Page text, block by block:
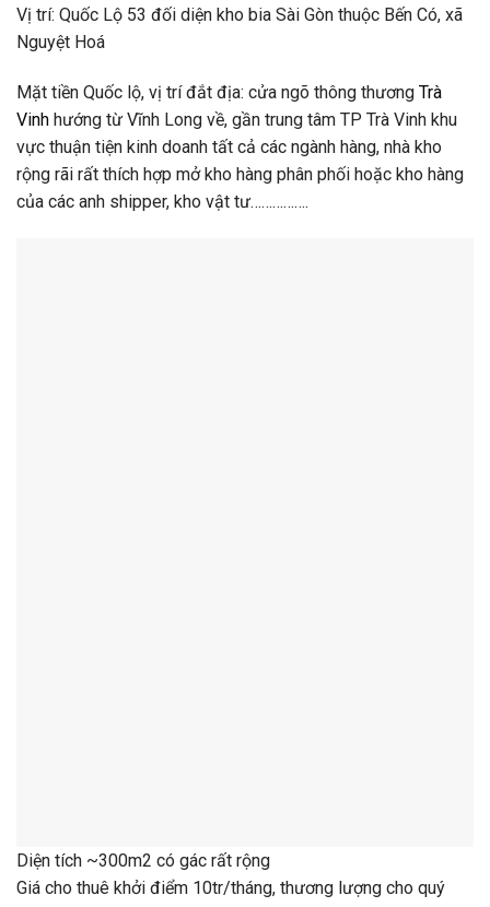
Vị trí: Quốc Lộ 53 đối diện kho bia Sài Gòn thuộc Bến Có, xã
Nguyệt Hoá
Mặt tiền Quốc lộ, vị trí đắt địa: cửa ngõ thông thương Trà
Vinh hướng từ Vĩnh Long về, gần trung tâm TP Trà Vinh khu
vực thuận tiện kinh doanh tất cả các ngành hàng, nhà kho
rộng rãi rất thích hợp mở kho hàng phân phối hoặc kho hàng
của các anh shipper, kho vật tư…………….
Diện tích ~300m2 có gác rất rộng
Giá cho thuê khởi điểm 10tr/tháng, thương lượng cho quý